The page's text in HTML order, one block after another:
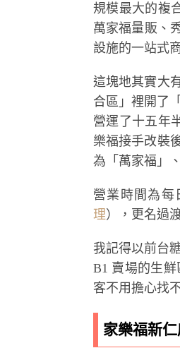
規模最大的複
萬家福量販、
設施的一站式
這塊地其實大
合區」裡開了
營運了十五年
樂福接手改裝
為「萬家福」
營業時間為每
理），更名過
我記得以前台
B1 賣場的生
客不用擔心找
家樂福新